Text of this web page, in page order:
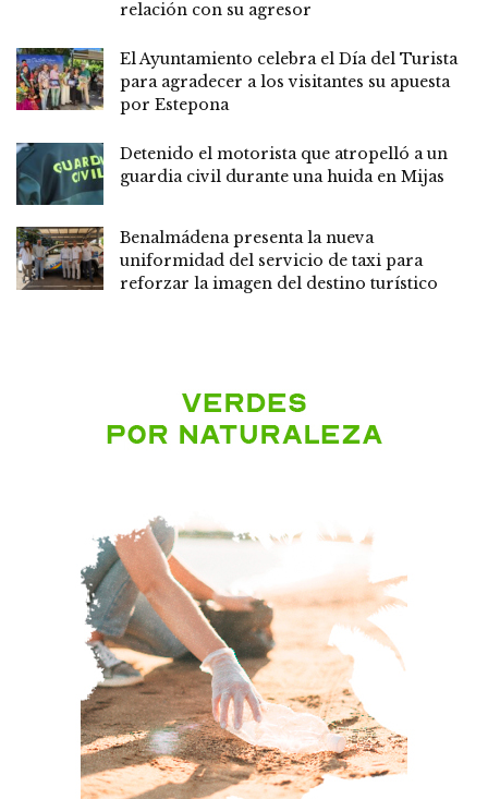
relación con su agresor
El Ayuntamiento celebra el Día del Turista
para agradecer a los visitantes su apuesta
por Estepona
Detenido el motorista que atropelló a un
guardia civil durante una huida en Mijas
Benalmádena presenta la nueva
uniformidad del servicio de taxi para
reforzar la imagen del destino turístico